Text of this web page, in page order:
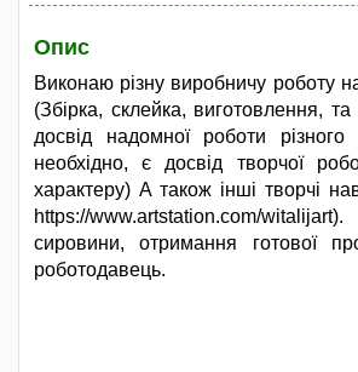
Опис
Виконаю різну виробничу роботу на
(Збірка, склейка, виготовлення,
досвід надомної роботи
необхідно, є досвід творчої
характеру) А також інші творчі
https://www.artstation.com/
сировини, отримання готової
роботодавець.